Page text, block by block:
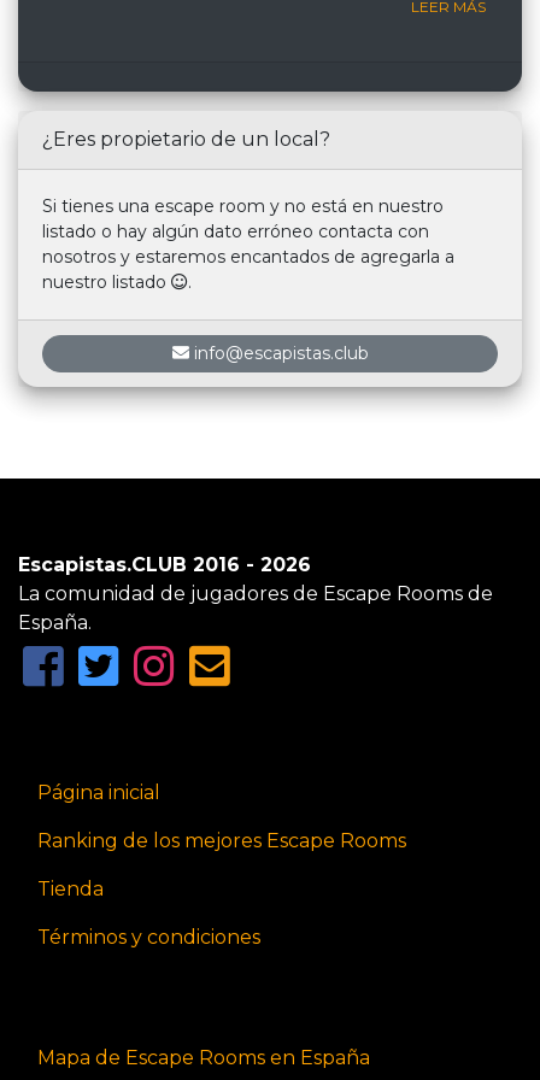
LEER MÁS
¿Eres propietario de un local?
Si tienes una escape room y no está en nuestro
listado o hay algún dato erróneo contacta con
nosotros y estaremos encantados de agregarla a
nuestro listado
.
info@escapistas.club
Escapistas.CLUB 2016 - 2026
La comunidad de jugadores de Escape Rooms de
España.
Página inicial
Ranking de los mejores Escape Rooms
Tienda
Términos y condiciones
Mapa de Escape Rooms en España